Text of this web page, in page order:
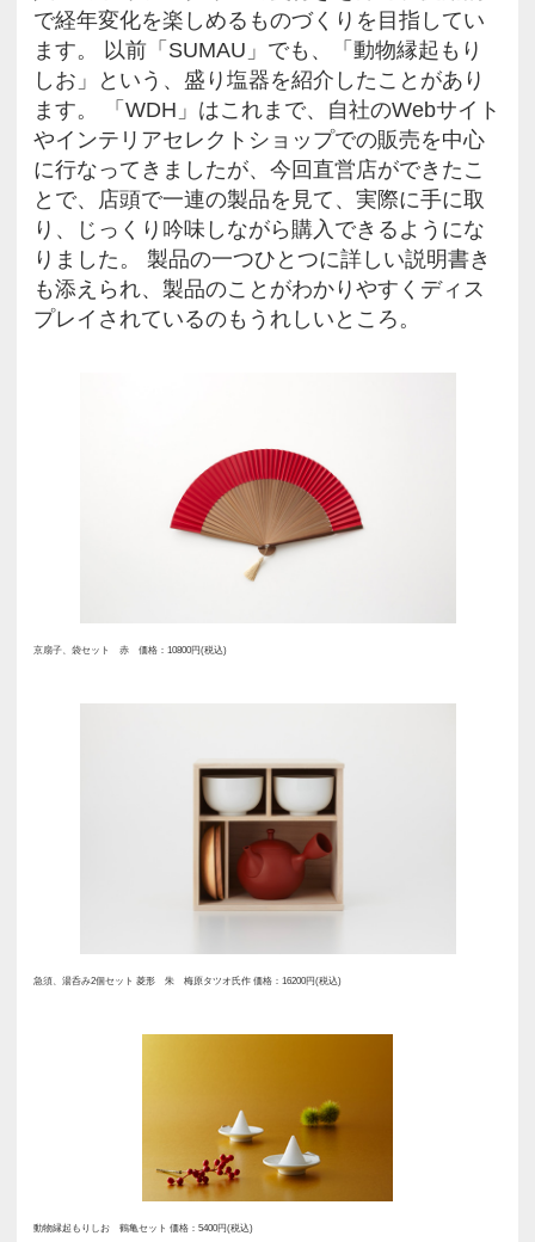
「WDH（ダブリューディーエイチ
店
浅草にいながら地方の魅力を体験
る商業施設、「まるごとにっぽん
2月17日にオープンしました。場
賑わう浅草六区通り。 4階からな
は、47都道府県の古き良き食文化
は賑わい、早くも浅草の新たなラ
なりそうな予感。 そんな魅力ある
っぽん」の2階に、「WDH」が初
ープンしました。「WDH」は、
を活かしたものづくりが生み出す
て、上質なライフスタイルを提案
ド。 店名にもなっている「WDH
き・高さ）の略。常に幅広い製品
人々のライフスタイルの奥行きを
で経年変化を楽しめるものづくり
ます。 以前「SUMAU」でも、「
しお」という、盛り塩器を紹介し
やインテリアセレクトショップで
とで、店頭で一連の製品を見て、
り、じっくり吟味しながら購入で
りました。 製品の一つひとつに詳